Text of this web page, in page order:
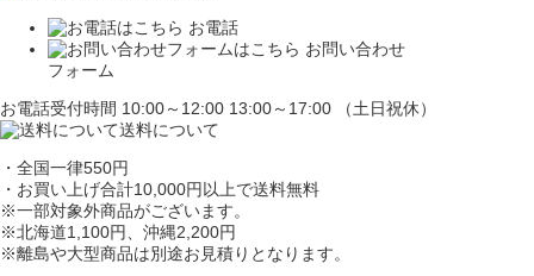
お電話
お問い合わせ
フォーム
お電話受付時間 10:00～12:00 13:00～17:00 （土日祝休）
送料について
・全国一律550円
・お買い上げ合計10,000円以上で送料無料
※一部対象外商品がございます。
※北海道1,100円 、沖縄2,200円
※離島や大型商品は別途お見積りとなります。